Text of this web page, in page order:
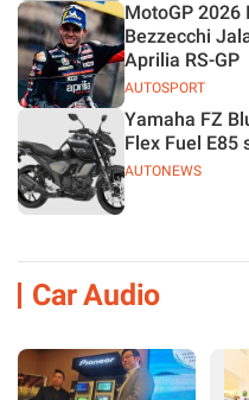
AUTOSPORT
MotoGP 2026
Bezzecchi
Aprilia RS-GP
AUTONEWS
Yamaha FZ
Flex Fuel E85
Car Audio